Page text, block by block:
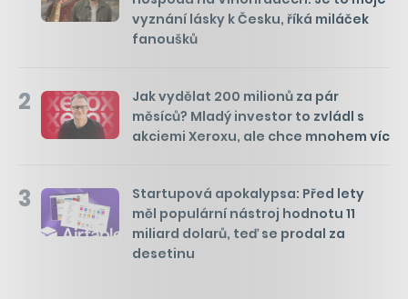
vyznání lásky k Česku, říká miláček
fanoušků
2
Jak vydělat 200 milionů za pár
měsíců? Mladý investor to zvládl s
akciemi Xeroxu, ale chce mnohem víc
3
Startupová apokalypsa: Před lety
měl populární nástroj hodnotu 11
miliard dolarů, teď se prodal za
desetinu